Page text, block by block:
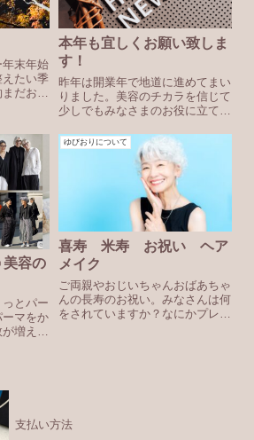
末年始
たい季
だお受
美容#
ベット
本年も宜しくお願い致しま
す！
昨年は開業年で地道に進めてまい
りました。美容のチカラを信じて
少しでもみなさまのお役に立てれ
まだまだ笑顔にできた人数は少な
いけれど、素敵な出会いに感謝な
一年でした☺︎今年はもっともっと
たくさんの方を笑顔にできるよ...
容の
とパー
マをか
増えた
に可愛
床屋
ゆびおりについて
喜寿 米寿 お祝い ヘア
メイク
ご両親やおじいちゃんおばあちゃ
んの長寿のお祝い。みなさんは何
をされていますか？なにかプレゼ
支払い方法